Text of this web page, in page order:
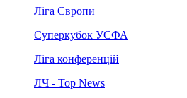
Ліга Європи
Суперкубок УЄФА
Ліга конференцій
ЛЧ - Top News